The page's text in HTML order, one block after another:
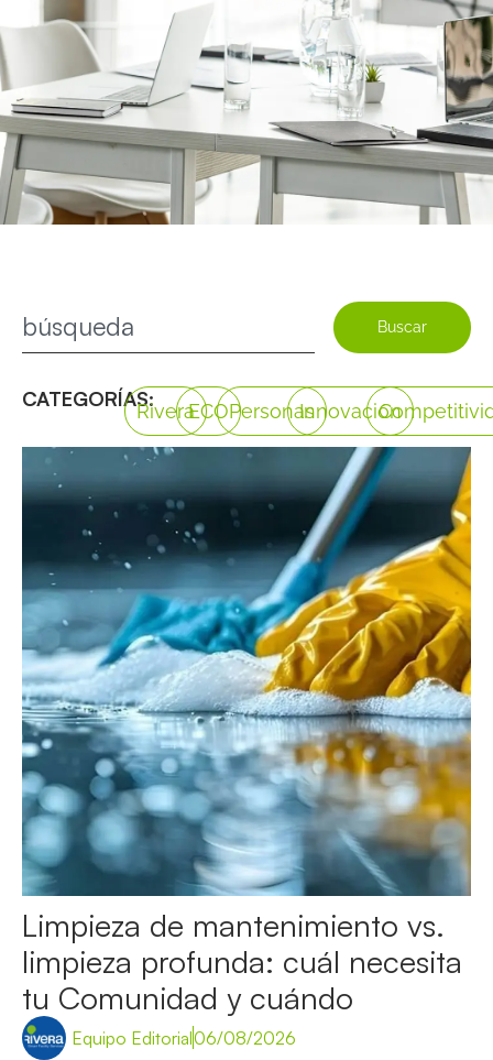
Buscar
CATEGORÍAS:
RiveraECOPersonasInnovación
Limpieza de mantenimiento vs.
limpieza profunda: cuál necesita
tu Comunidad y cuándo
Equipo Editorial06/08/2026